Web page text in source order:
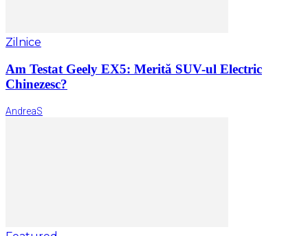
Zilnice
Am Testat Geely EX5: Merită SUV-ul Electric
Chinezesc?
AndreaS